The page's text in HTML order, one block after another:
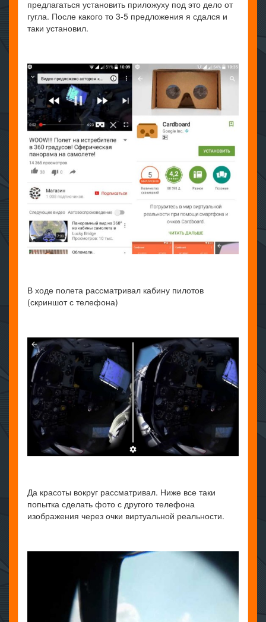
предлагаться установить приложуху под это дело от
гугла. После какого то 3-5 предложения я сдался и
таки установил.
В ходе полета рассматривал кабину пилотов
(скриншот с телефона)
Да красоты вокруг рассматривал. Ниже все таки
попытка сделать фото с другого телефона
изображения через очки виртуальной реальности.